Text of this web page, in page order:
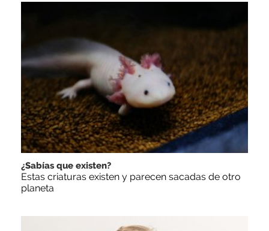
¿Sabías que existen?
Estas criaturas existen y parecen sacadas de otro
planeta